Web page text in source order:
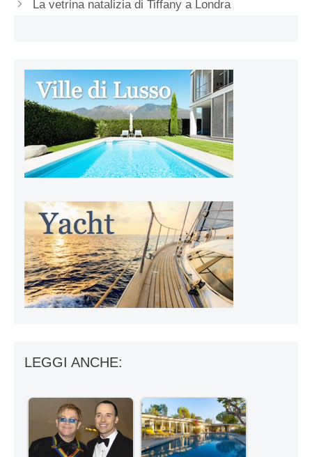
La vetrina natalizia di Tiffany a Londra
LEGGI ANCHE: